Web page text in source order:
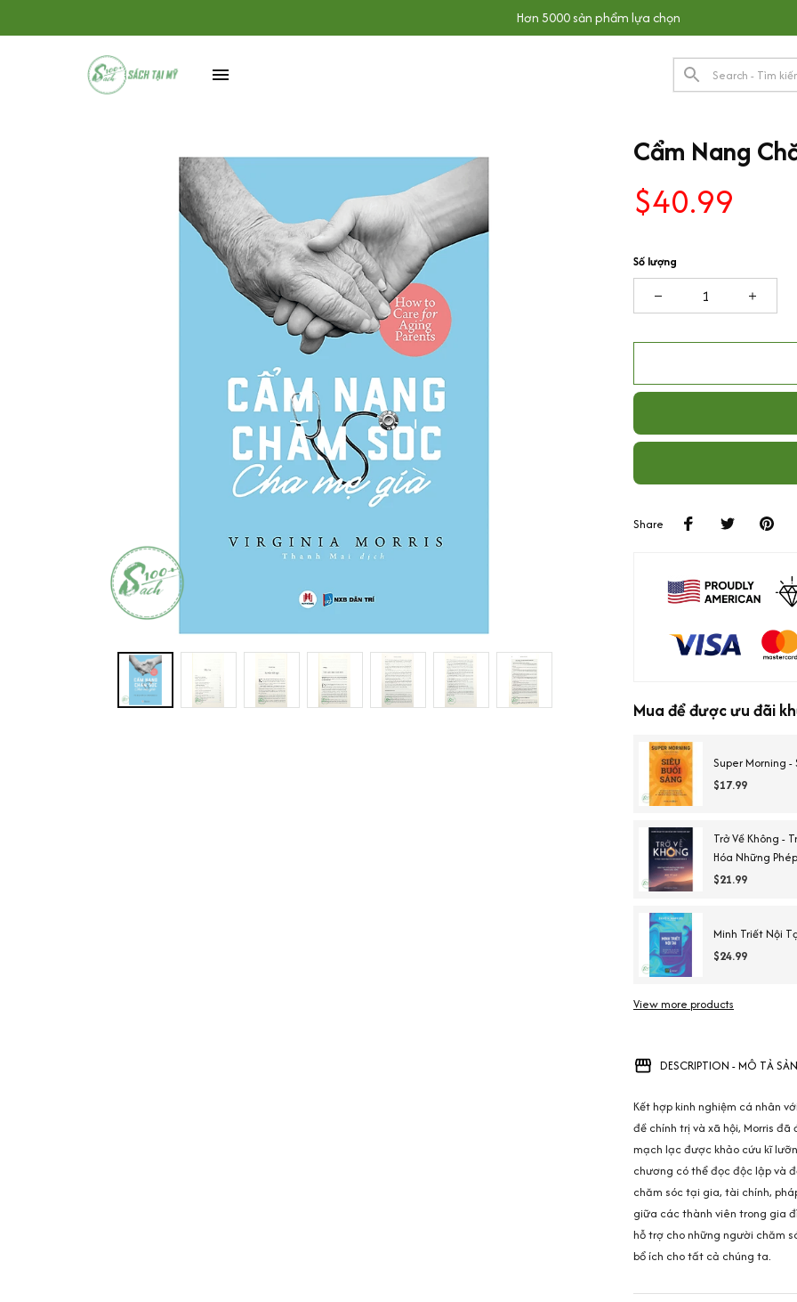
Hơn 5000 sản phẩm lựa chọn
Cẩm Nang
$40.99
Số lượng
Share
Mua để được ưu đãi
Super Morning -
$17.99
Trở Về Không -
Hóa Những
$21.99
Minh Triết Nội
$24.99
View more products
DESCRIPTION - MÔ TẢ
Kết hợp kinh nghiệm cá nhân
đề chính trị và xã hội, Morris
mạch lạc được khảo cứu kĩ
chương có thể đọc độc lập và
chăm sóc tại gia, tài chính,
giữa các thành viên trong gia
hỗ trợ cho những người chăm
bổ ích cho tất cả chúng ta.